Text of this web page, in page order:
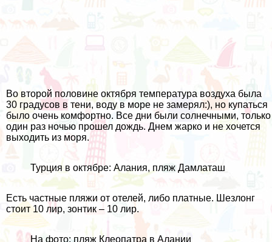
Во второй половине октября температура воздуха была
30 градусов в тени, воду в море не замерял:), но купаться
было очень комфортно. Все дни были солнечными, только
один раз ночью прошел дождь. Днем жарко и не хочется
выходить из моря.
Турция в октябре: Алания, пляж Дамлаташ
Есть частные пляжи от отелей, либо платные. Шезлонг
стоит 10 лир, зонтик – 10 лир.
На фото: пляж Клеопатра в Алании